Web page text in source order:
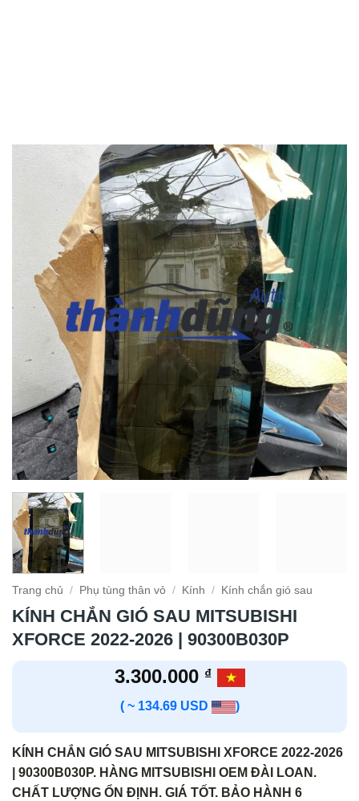
Trang chủ / Phụ tùng thân vỏ / Kính / Kính chắn gió sau
KÍNH CHẮN GIÓ SAU MITSUBISHI
XFORCE 2022-2026 | 90300B030P
3.300.000 ₫
( ~ 134.69 USD )
KÍNH CHẮN GIÓ SAU MITSUBISHI XFORCE 2022-2026
| 90300B030P. HÀNG MITSUBISHI OEM ĐÀI LOAN.
CHẤT LƯỢNG ỔN ĐỊNH. GIÁ TỐT. BẢO HÀNH 6